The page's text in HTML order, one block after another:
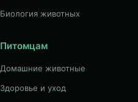
Биология животных
Питомцам
Домашние животные
Здоровье и уход